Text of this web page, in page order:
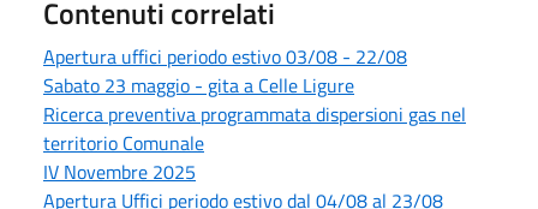
Contenuti correlati
Apertura uffici periodo estivo 03/08 - 22/08
Sabato 23 maggio - gita a Celle Ligure
Ricerca preventiva programmata dispersioni gas nel
territorio Comunale
IV Novembre 2025
Apertura Uffici periodo estivo dal 04/08 al 23/08